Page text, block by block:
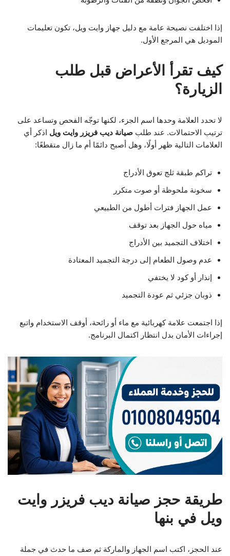
إذا اختلفت نصيحة عامة مع دليل جهاز وايت ويل، تكون تعليمات
الموديل هي المرجع الأول.
كيف تقرأ الأعراض قبل طلب
الزيارة؟
لا تحدد العلامة وحدها اسم الجزء، لكنها توجّه الفحص وتساعد على
ترتيب الاحتمالات. عند طلب صيانة ديب فريزر وايت ويل اذكر أي
العلامات التالية ظهر أولًا، وهل أصبح دائمًا أم ما زال متقطعًا:
تراكم طبقة ثلج تعوق الأدراج
سخونة ملحوظة أو صوت متكرر
عمل الجهاز فترات أطول من الطبيعي
مياه حول الجهاز بعد توقف
اختلاف التجميد بين الأدراج
عدم وصول الطعام إلى درجة التجميد المعتادة
إنذار أو كود لا يختفي
ذوبان جزئي ثم عودة التجميد
إذا اجتمعت علامة كهربائية مع ماء أو رائحة، أوقف الاستخدام واتبع
إجراءات الأمان بدل انتظار اكتمال البرنامج.
طريقة حجز صيانة ديب فريزر وايت
ويل في بنها
عند الحجز، اكتب اسم الجهاز والماركة ثم صف ما حدث في جملة